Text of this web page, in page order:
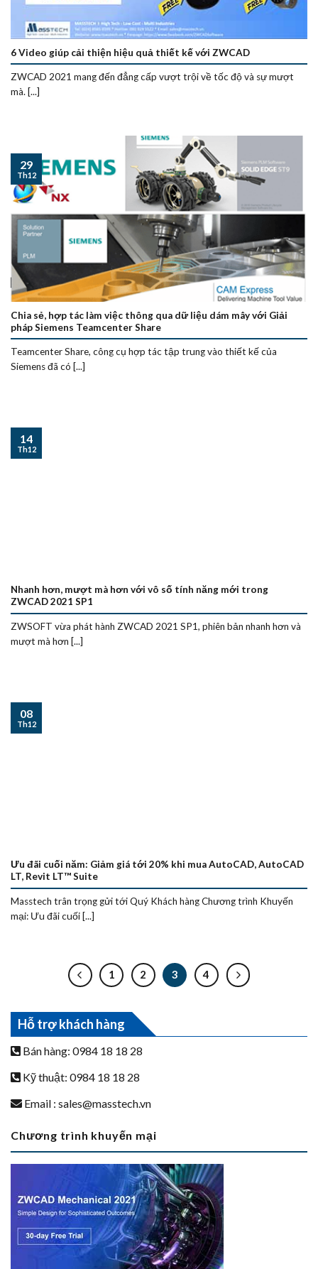
Hỗ trợ khách hàng
Bán hàng: 0984 18 18 28
Kỹ thuật: 0984 18 18 28
Email : sales@masstech.vn
Chương trình khuyến mại
6 Video giúp cải thiện hiệu quả thiết kế với ZWCAD
ZWCAD 2021 mang đến đẳng cấp vượt trội về tốc độ và sự mượt
mà. [...]
Chia sẻ, hợp tác làm việc thông qua dữ liệu dám mây với Giải
pháp Siemens Teamcenter Share
Teamcenter Share, công cụ hợp tác tập trung vào thiết kế của
Siemens đã có [...]
29
Th12
Nhanh hơn, mượt mà hơn với vô số tính năng mới trong
ZWCAD 2021 SP1
ZWSOFT vừa phát hành ZWCAD 2021 SP1, phiên bản nhanh hơn và
mượt mà hơn [...]
14
Th12
Ưu đãi cuối năm: Giảm giá tới 20% khi mua AutoCAD, AutoCAD
LT, Revit LT™ Suite
Masstech trân trọng gửi tới Quý Khách hàng Chương trình Khuyến
mại: Ưu đãi cuối [...]
08
Th12
1 2 3 4